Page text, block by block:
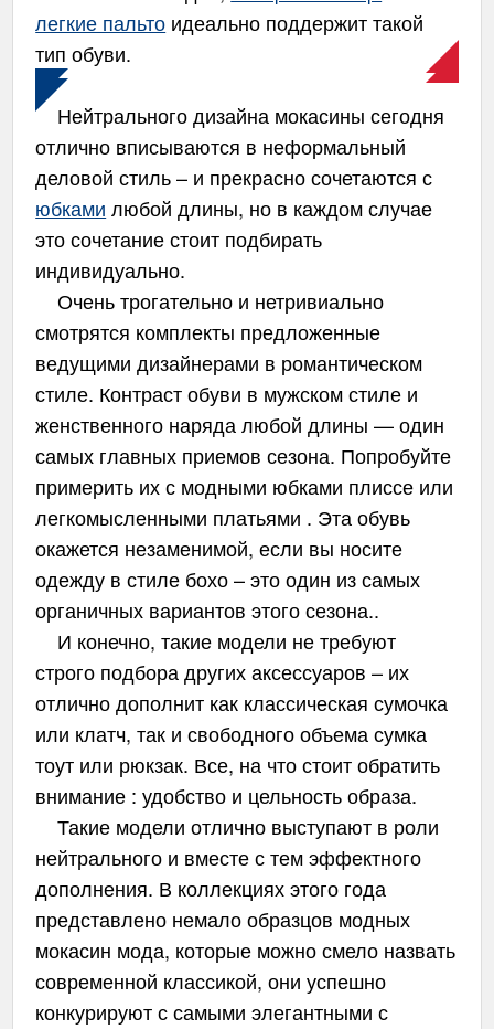
легкие пальто идеально поддержит такой
тип обуви.
Нейтрального дизайна мокасины сегодня
отлично вписываются в неформальный
деловой стиль – и прекрасно сочетаются с
юбками любой длины, но в каждом случае
это сочетание стоит подбирать
индивидуально.
Очень трогательно и нетривиально
смотрятся комплекты предложенные
ведущими дизайнерами в романтическом
стиле. Контраст обуви в мужском стиле и
женственного наряда любой длины — один
самых главных приемов сезона. Попробуйте
примерить их с модными юбками плиссе или
легкомысленными платьями . Эта обувь
окажется незаменимой, если вы носите
одежду в стиле бохо – это один из самых
органичных вариантов этого сезона..
И конечно, такие модели не требуют
строго подбора других аксессуаров – их
отлично дополнит как классическая сумочка
или клатч, так и свободного объема сумка
тоут или рюкзак. Все, на что стоит обратить
внимание : удобство и цельность образа.
Такие модели отлично выступают в роли
нейтрального и вместе с тем эффектного
дополнения. В коллекциях этого года
представлено немало образцов модных
мокасин мода, которые можно смело назвать
современной классикой, они успешно
конкурируют с самыми элегантными с